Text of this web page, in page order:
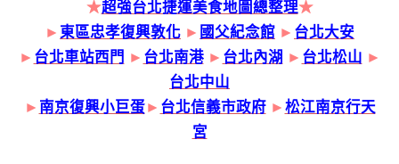
★超強台北捷運美食地圖總整理★
► 東區忠孝復興敦化 ► 國父紀念館 ► 台北大安
► 台北車站西門 ► 台北南港 ► 台北內湖 ► 台北松山 ►
台北中山
► 南京復興小巨蛋► 台北信義市政府► 松江南京行天
宮